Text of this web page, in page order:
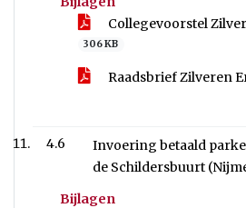
Collegevoorstel
306 KB
Raadsbrief Zilveren
4.6
Invoering betaald
de Schildersbuurt
Bijlagen